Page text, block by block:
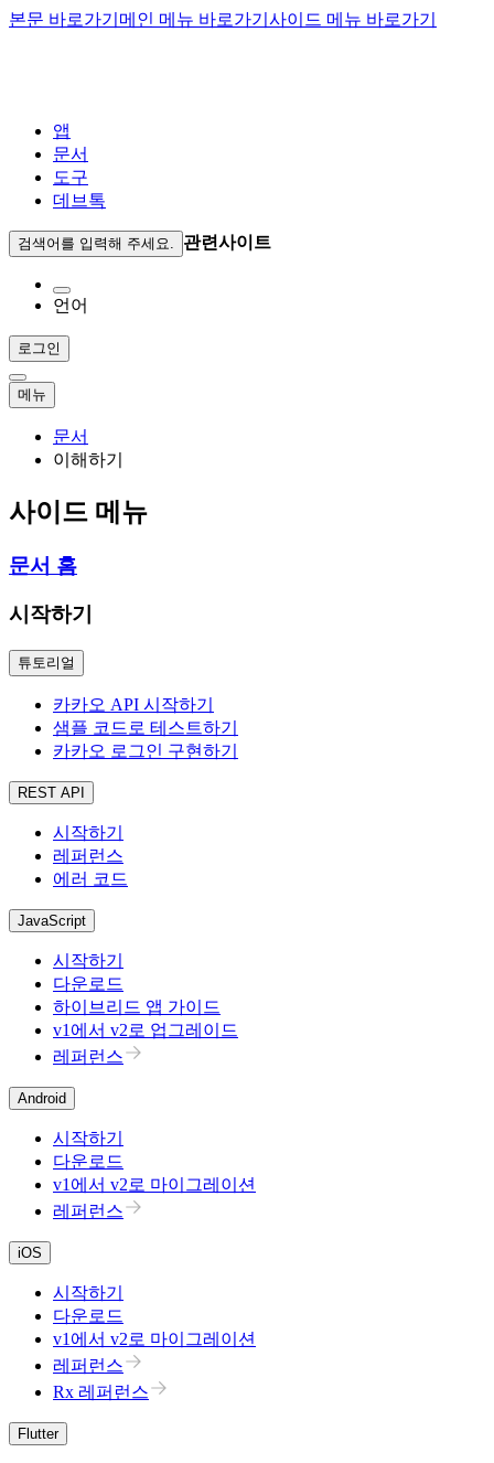
본문 바로가기 메인 메뉴 바로가기 사이드 메뉴 바로가기
앱
문서
도구
데브톡
검색어를 입력해 주세요. 관련사이트
언어
로그인
메뉴
문서
이해하기
사이드 메뉴
문서 홈
시작하기
튜토리얼
카카오 API 시작하기
샘플 코드로 테스트하기
카카오 로그인 구현하기
REST API
시작하기
레퍼런스
에러 코드
JavaScript
시작하기
다운로드
하이브리드 앱 가이드
v1에서 v2로 업그레이드
레퍼런스
Android
시작하기
다운로드
v1에서 v2로 마이그레이션
레퍼런스
iOS
시작하기
다운로드
v1에서 v2로 마이그레이션
레퍼런스
Rx 레퍼런스
Flutter